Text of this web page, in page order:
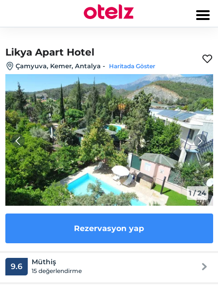
Likya Apart Hotel
Çamyuva, Kemer, Antalya - Haritada Göster
1/24
Rezervasyon yap
9.6 Müthiş
15 değerlendirme